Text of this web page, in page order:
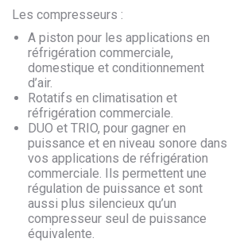
Les compresseurs :
A piston pour les applications en
réfrigération commerciale,
domestique et conditionnement
d’air.
Rotatifs en climatisation et
réfrigération commerciale.
DUO et TRIO, pour gagner en
puissance et en niveau sonore dans
vos applications de réfrigération
commerciale. Ils permettent une
régulation de puissance et sont
aussi plus silencieux qu’un
compresseur seul de puissance
équivalente.